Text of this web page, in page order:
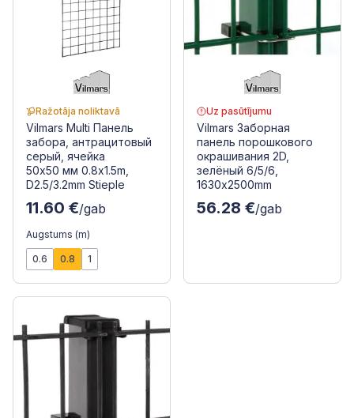
Ražotāja noliktavā
Vilmars Multi Панель
забора, антрацитовый
серый, ячейка
50x50 мм 0.8x1.5m,
D2.5/3.2mm Stieple
11.60 €/gab
Augstums (m)
0.6 0.8 1
Uz pasūtījumu
Vilmars Заборная
панель порошкового
окрашивания 2D,
зелёный 6/5/6,
1630x2500mm
56.28 €/gab